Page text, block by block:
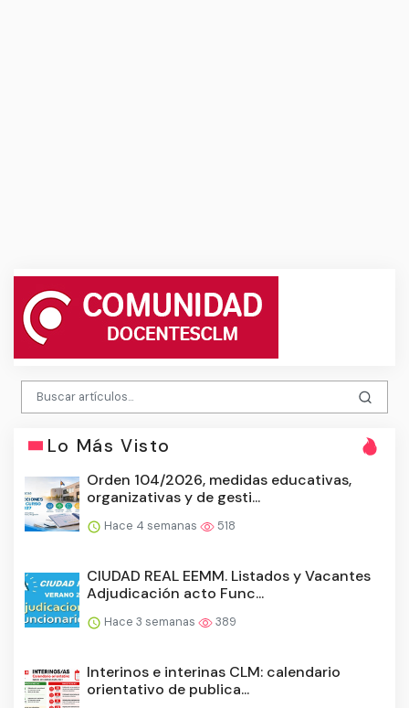
Lo Más Visto
Orden 104/2026, medidas educativas,
organizativas y de gesti...
Hace 4 semanas 518
CIUDAD REAL EEMM. Listados y Vacantes
Adjudicación acto Func...
Hace 3 semanas 389
Interinos e interinas CLM: calendario
orientativo de publica...